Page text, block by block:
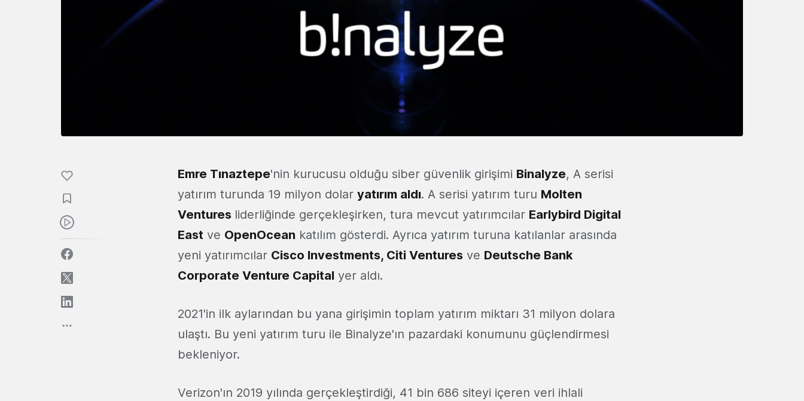
Emre Tınaztepe'nin kurucusu olduğu siber güvenlik girişimi Binalyze, A serisi
yatırım turunda 19 milyon dolar yatırım aldı. A serisi yatırım turu Molten
Ventures liderliğinde gerçekleşirken, tura mevcut yatırımcılar Earlybird Digital
East ve OpenOcean katılım gösterdi. Ayrıca yatırım turuna katılanlar arasında
yeni yatırımcılar Cisco Investments, Citi Ventures ve Deutsche Bank
Corporate Venture Capital yer aldı.
2021'in ilk aylarından bu yana girişimin toplam yatırım miktarı 31 milyon dolara
ulaştı. Bu yeni yatırım turu ile Binalyze'ın pazardaki konumunu güçlendirmesi
bekleniyor.
Verizon'ın 2019 yılında gerçekleştirdiği, 41 bin 686 siteyi içeren veri ihlali